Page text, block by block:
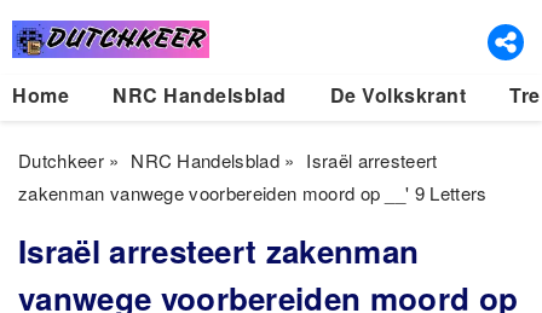
Home NRC Handelsblad De Volkskrant
Dutchkeer» NRC Handelsblad » Israël arresteert
zakenman vanwege voorbereiden moord op __' 9 Letters
Israël arresteert zakenman
vanwege voorbereiden moord op